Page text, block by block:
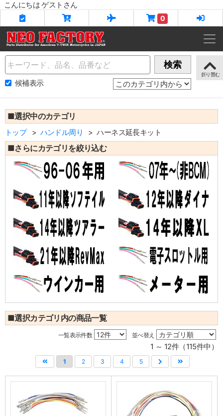
こんにちは ゲストさん
0
Name 検索
候補表示
■選択中のカテゴリ
トップ ハンドル周り ハーネス延長キット
■さらにカテゴリを絞り込む
■選択カテゴリ内の商品一覧
一覧表示件数 並べ替え
1 ～ 12件（115件中）
1 2 3 4 5